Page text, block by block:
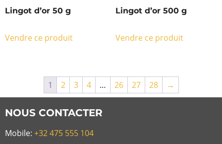
Lingot d’or 50 g
Vendre ce produit
Lingot d’or 500 g
Vendre ce produit
1 2 3 4 … 26 27 28 →
NOUS CONTACTER
Mobile: +32 475 555 104